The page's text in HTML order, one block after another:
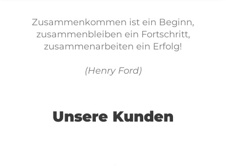
Zusammenkommen ist ein Beginn,
zusammenbleiben ein Fortschritt,
zusammenarbeiten ein Erfolg!
(Henry Ford)
Unsere Kunden